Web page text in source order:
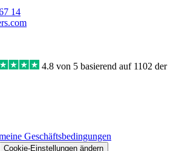
14
4.8 von 5 basierend auf 1102 der
Geschäftsbedingungen
Cookie-Einstellungen ändern